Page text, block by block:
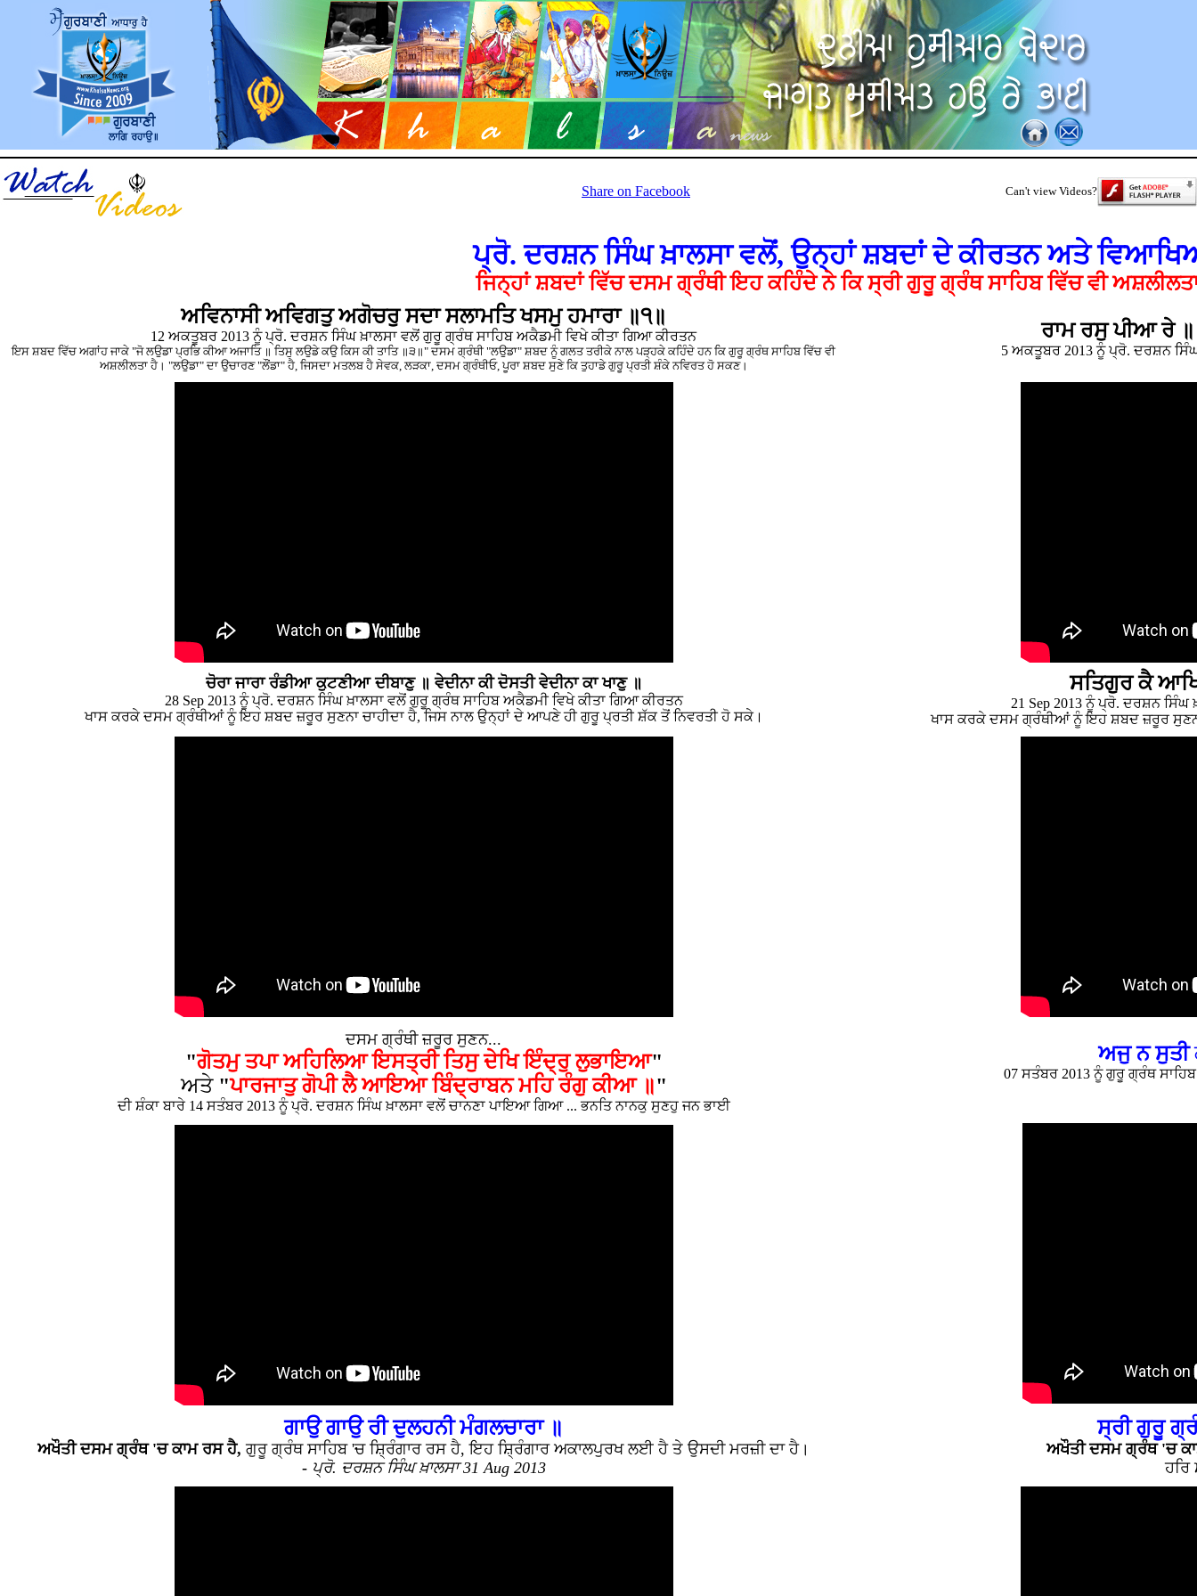
Share on Facebook Can't view Videos?
ਪ੍ਰੋ. ਦਰਸ਼ਨ ਸਿੰਘ ਖ਼ਾਲਸਾ ਵਲੋਂ, ਉਨ੍ਹਾਂ ਸ਼ਬਦਾਂ ਦੇ ਕੀਰਤਨ ਅਤੇ
ਜਿਨ੍ਹਾਂ ਸ਼ਬਦਾਂ ਵਿੱਚ ਦਸਮ ਗ੍ਰੰਥੀ ਇਹ ਕਹਿੰਦੇ ਨੇ ਕਿ ਸ੍ਰੀ ਗੁਰੂ ਗ੍ਰੰਥ ਸਾਹਿਬ ਵਿੱਚ ਵੀ
ਅਵਿਨਾਸੀ ਅਵਿਗਤੁ ਅਗੋਚਰੁ ਸਦਾ ਸਲਾਮਤਿ ਖਸਮੁ ਹਮਾਰਾ ॥੧॥
12 ਅਕਤੂਬਰ 2013 ਨੂੰ ਪ੍ਰੋ. ਦਰਸ਼ਨ ਸਿੰਘ ਖ਼ਾਲਸਾ ਵਲੋਂ ਗੁਰੂ ਗ੍ਰੰਥ ਸਾਹਿਬ ਅਕੈਡਮੀ ਵਿਖੇ ਕੀਤਾ ਗਿਆ ਕੀਰਤਨ
ਇਸ ਸ਼ਬਦ ਵਿੱਚ ਅਗਾਂਹ ਜਾਕੇ "ਜੋ ਲਉਡਾ ਪ੍ਰਭਿ ਕੀਆ ਅਜਾਤਿ ॥ ਤਿਸੁ ਲਉਡੇ ਕਉ ਕਿਸ ਕੀ ਤਾਤਿ ॥੩॥" ਦਸਮ ਗ੍ਰੰਥੀ "ਲਉਡਾ" ਸ਼ਬਦ ਨੂੰ ਗਲਤ ਤਰੀਕੇ ਨਾਲ ਪੜ੍ਹਕੇ ਕਹਿੰਦੇ ਹਨ ਕਿ ਗੁਰੂ ਗ੍ਰੰਥ ਸਾਹਿਬ ਵਿੱਚ ਵੀ
ਅਸ਼ਲੀਲਤਾ ਹੈ। "ਲਉਡਾ" ਦਾ ਉਚਾਰਣ "ਲੌਂਡਾ" ਹੈ, ਜਿਸਦਾ ਮਤਲਬ ਹੈ ਸੇਵਕ, ਲੜਕਾ, ਦਸਮ ਗ੍ਰੰਥੀਓ, ਪੂਰਾ ਸ਼ਬਦ ਸੁਣੇ ਕਿ ਤੁਹਾਡੇ ਗੁਰੂ ਪ੍ਰਤੀ ਸ਼ੰਕੇ ਨਵਿਰਤ ਹੋ ਸਕਣ।
ਰਾਮ ਰਸੁ ਪੀਆ ਰੇ
5 ਅਕਤੂਬਰ 2013 ਨੂੰ ਪ੍ਰੋ. ਦਰਸ਼ਨ
ਚੋਰਾ ਜਾਰਾ ਰੰਡੀਆ ਕੁਟਣੀਆ ਦੀਬਾਣੁ ॥ ਵੇਦੀਨਾ ਕੀ ਦੋਸਤੀ ਵੇਦੀਨਾ ਕਾ ਖਾਣੁ ॥
28 Sep 2013 ਨੂੰ ਪ੍ਰੋ. ਦਰਸ਼ਨ ਸਿੰਘ ਖ਼ਾਲਸਾ ਵਲੋਂ ਗੁਰੂ ਗ੍ਰੰਥ ਸਾਹਿਬ ਅਕੈਡਮੀ ਵਿਖੇ ਕੀਤਾ ਗਿਆ ਕੀਰਤਨ
ਖਾਸ ਕਰਕੇ ਦਸਮ ਗ੍ਰੰਥੀਆਂ ਨੂੰ ਇਹ ਸ਼ਬਦ ਜ਼ਰੂਰ ਸੁਣਨਾ ਚਾਹੀਦਾ ਹੈ, ਜਿਸ ਨਾਲ ਉਨ੍ਹਾਂ ਦੇ ਆਪਣੇ ਹੀ ਗੁਰੂ ਪ੍ਰਤੀ ਸ਼ੱਕ ਤੋਂ ਨਿਵਰਤੀ ਹੋ ਸਕੇ।
ਸਤਿਗੁਰ ਕੈ
21 Sep 2013 ਨੂੰ ਪ੍ਰੋ. ਦਰਸ਼ਨ
ਖਾਸ ਕਰਕੇ ਦਸਮ ਗ੍ਰੰਥੀਆਂ ਨੂੰ ਇਹ ਸ਼ਬਦ ਜ਼ਰੂਰ
ਦਸਮ ਗ੍ਰੰਥੀ ਜ਼ਰੂਰ ਸੁਣਨ...
"ਗੋਤਮੁ ਤਪਾ ਅਹਿਲਿਆ ਇਸਤ੍ਰੀ ਤਿਸੁ ਦੇਖਿ ਇੰਦ੍ਰੁ ਲੁਭਾਇਆ"
ਅਤੇ "ਪਾਰਜਾਤੁ ਗੋਪੀ ਲੈ ਆਇਆ ਬਿੰਦ੍ਰਾਬਨ ਮਹਿ ਰੰਗੁ ਕੀਆ ॥"
ਦੀ ਸ਼ੰਕਾ ਬਾਰੇ 14 ਸਤੰਬਰ 2013 ਨੂੰ ਪ੍ਰੋ. ਦਰਸ਼ਨ ਸਿੰਘ ਖ਼ਾਲਸਾ ਵਲੋਂ ਚਾਨਣਾ ਪਾਇਆ ਗਿਆ ...ਭਨਤਿ ਨਾਨਕੁ ਸੁਣਹੁ ਜਨ ਭਾਈ
ਅਜੁ ਨ ਸੁਤੀ
07 ਸਤੰਬਰ 2013 ਨੂੰ ਗੁਰੂ ਗ੍ਰੰਥ
ਗਾਉ ਗਾਉ ਰੀ ਦੁਲਹਨੀ ਮੰਗਲਚਾਰਾ ॥
ਅਖੌਤੀ ਦਸਮ ਗ੍ਰੰਥ 'ਚ ਕਾਮ ਰਸ ਹੈ, ਗੁਰੂ ਗ੍ਰੰਥ ਸਾਹਿਬ 'ਚ ਸ਼੍ਰਿੰਗਾਰ ਰਸ ਹੈ, ਇਹ ਸ਼੍ਰਿੰਗਾਰ ਅਕਾਲਪੁਰਖ ਲਈ ਹੈ ਤੇ ਉਸਦੀ ਮਰਜ਼ੀ ਦਾ ਹੈ।
- ਪ੍ਰੋ. ਦਰਸ਼ਨ ਸਿੰਘ ਖ਼ਾਲਸਾ 31 Aug 2013
ਸ੍ਰੀ ਗੁਰੂ
ਅਖੌਤੀ ਦਸਮ ਗ੍ਰੰਥ 'ਚ
ਹਰਿ